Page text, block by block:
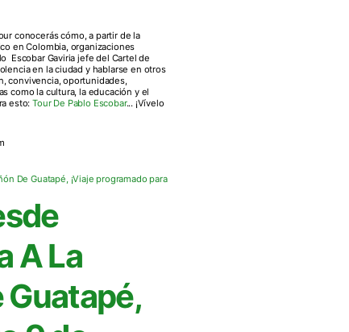
conocerás cómo, a partir de la
en Colombia, organizaciones
Escobar Gaviria jefe del Cartel de
en la ciudad y hablarse en otros
convivencia, oportunidades,
como la cultura, la educación y el
esto:Tour De Pablo Escobar... ¡Vívelo
A La
Guatapé,